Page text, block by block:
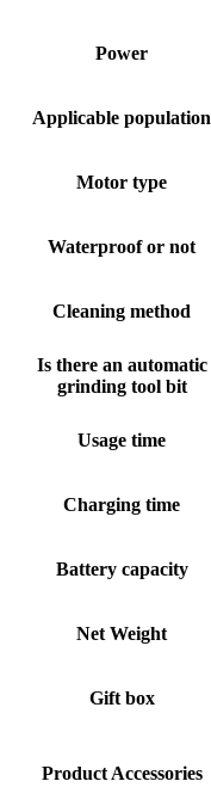
Power
Applicable population
Motor type
Waterproof or not
Cleaning method
Is there an automatic
grinding tool bit
Usage time
Charging time
Battery capacity
Net Weight
Gift box
Product Accessories